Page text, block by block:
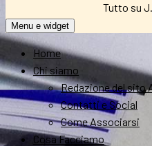
Tutto su
Menu e widget
Home
Chi siamo
Redazione del sito
Contatti e Social
Come Associarsi
Cosa Facciamo